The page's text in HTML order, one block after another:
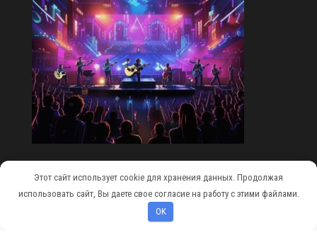
Сайт работает на WordPress Тема: Envo Magazine
Этот сайт использует cookie для хранения данных. Продолжая
использовать сайт, Вы даете свое согласие на работу с этими файлами.
OK